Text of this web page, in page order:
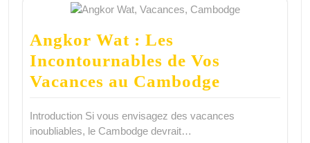
Angkor Wat : Les
Incontournables de Vos
Vacances au Cambodge
Introduction Si vous envisagez des vacances
inoubliables, le Cambodge devrait…